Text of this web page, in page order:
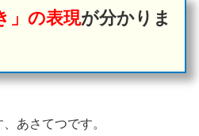
」の表現が分かりま
あさてつです。